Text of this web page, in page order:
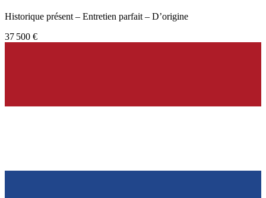
Historique présent – Entretien parfait – D’origine
37 500 €